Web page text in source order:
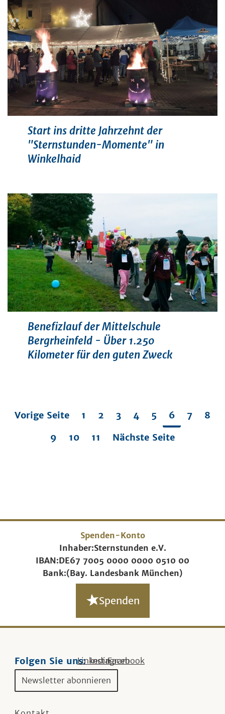
Start ins dritte Jahrzehnt der
"Sternstunden-Momente" in
Winkelhaid
Benefizlauf der Mittelschule
Bergrheinfeld - Über 1.250
Kilometer für den guten Zweck
Vorige Seite 1 2 3 4 5 6 7
8
9
10 11 Nächste Seite
Spenden-Konto
Inhaber:Sternstunden e.V.
IBAN:DE67 7005 0000 0000 0510 00
Bank:(Bay. Landesbank München)
Spenden
Folgen Sie uns:Linkedin
Instagram
Facebook
Newsletter abonnieren